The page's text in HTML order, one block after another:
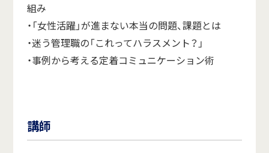
組み
・「女性活躍」が進まない本当の問題、課題とは
・迷う管理職の「これってハラスメント？」
・事例から考える定着コミュニケーション術
講師